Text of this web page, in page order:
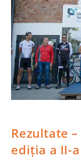
Rezultate –
ediția a II-